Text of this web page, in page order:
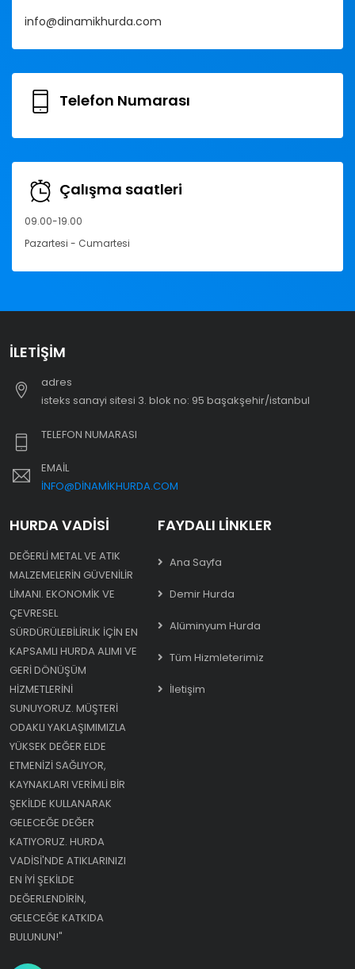
info@dinamikhurda.com
Telefon Numarası
Çalışma saatleri
09.00-19.00
Pazartesi - Cumartesi
İLETIŞIM
adres
i̇steks sanayi sitesi 3. blok no: 95 başakşehir/i̇stanbul
TELEFON NUMARASI
EMAIL
INFO@DINAMIKHURDA.COM
HURDA VADISI
DEĞERLI METAL VE ATIK
MALZEMELERIN GÜVENILIR
LIMANI. EKONOMIK VE
ÇEVRESEL
SÜRDÜRÜLEBILIRLIK IÇIN EN
KAPSAMLI HURDA ALIMI VE
GERI DÖNÜŞÜM
HIZMETLERINI
SUNUYORUZ. MÜŞTERI
ODAKLI YAKLAŞIMIMIZLA
YÜKSEK DEĞER ELDE
ETMENIZI SAĞLIYOR,
KAYNAKLARI VERIMLI BIR
ŞEKILDE KULLANARAK
GELECEĞE DEĞER
KATIYORUZ. HURDA
VADISI'NDE ATIKLARINIZI
EN IYI ŞEKILDE
DEĞERLENDIRIN,
GELECEĞE KATKIDA
BULUNUN!"
FAYDALI LINKLER
Ana Sayfa
Demir Hurda
Alüminyum Hurda
Tüm Hizmleterimiz
İletişim